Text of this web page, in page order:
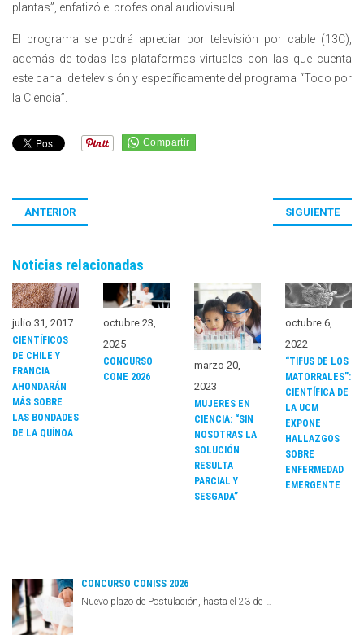
plantas”, enfatizó el profesional audiovisual.
El programa se podrá apreciar por televisión por cable (13C),
además de todas las plataformas virtuales con las que cuenta
este canal de televisión y específicamente del programa “Todo por
la Ciencia”.
ANTERIOR SIGUIENTE
Noticias relacionadas
julio 31, 2017
CIENTÍFICOS
DE CHILE Y
FRANCIA
AHONDARÁN
MÁS SOBRE
LAS BONDADES
DE LA QUÍNOA
octubre 23,
2025
CONCURSO
CONE 2026
marzo 20,
2023
MUJERES EN
CIENCIA: “SIN
NOSOTRAS LA
SOLUCIÓN
RESULTA
PARCIAL Y
SESGADA”
octubre 6,
2022
“TIFUS DE LOS
MATORRALES”:
CIENTÍFICA DE
LA UCM
EXPONE
HALLAZGOS
SOBRE
ENFERMEDAD
EMERGENTE
CONCURSO CONISS 2026
Nuevo plazo de Postulación, hasta el 23 de …